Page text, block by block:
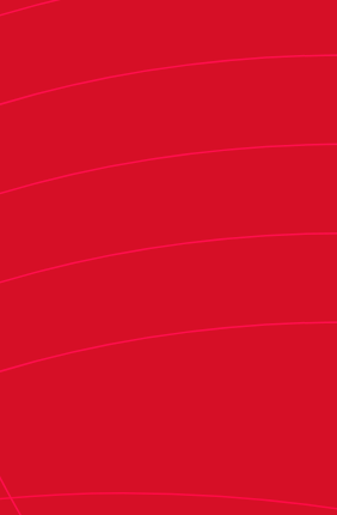
impuestos (a falta del ajuste
financieros no contabilizados y
Asimismo, figura un concepto
García que debía haberse
del central. Además, hay un
tiene impacto en el resultado
computado en el pasivo un
que se ingresó antes del 30 de
correcta serían 7,1 millones (1,5